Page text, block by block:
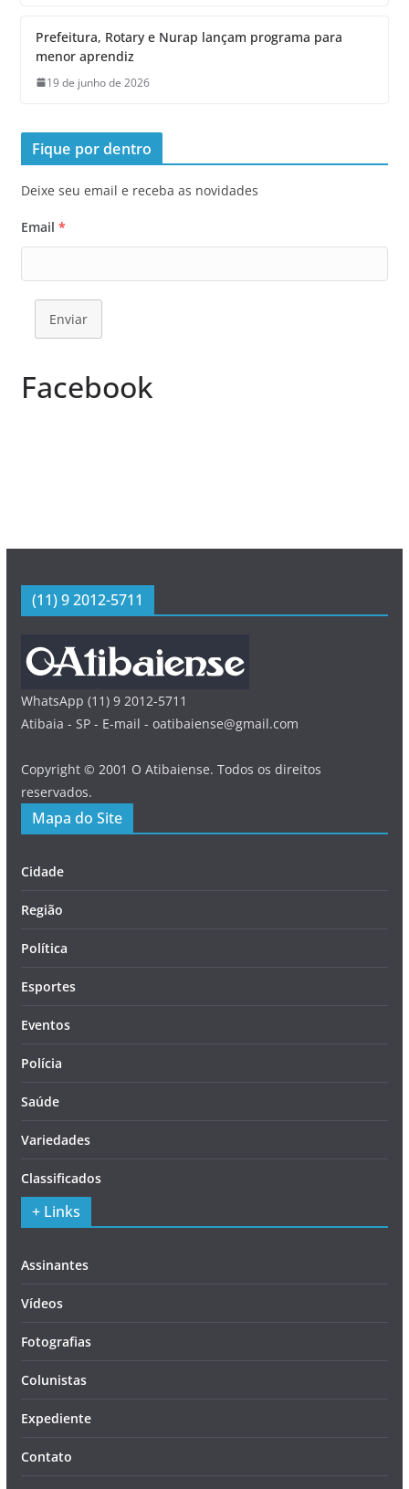
Prefeitura, Rotary e Nurap lançam programa para
menor aprendiz
19 de junho de 2026
Fique por dentro
Deixe seu email e receba as novidades
Email *
Enviar
Facebook
(11) 9 2012-5711
WhatsApp (11) 9 2012-5711
Atibaia - SP - E-mail - oatibaiense@gmail.com
Copyright © 2001 O Atibaiense. Todos os direitos
reservados.
Mapa do Site
Cidade
Região
Política
Esportes
Eventos
Polícia
Saúde
Variedades
Classificados
+ Links
Assinantes
Vídeos
Fotografias
Colunistas
Expediente
Contato